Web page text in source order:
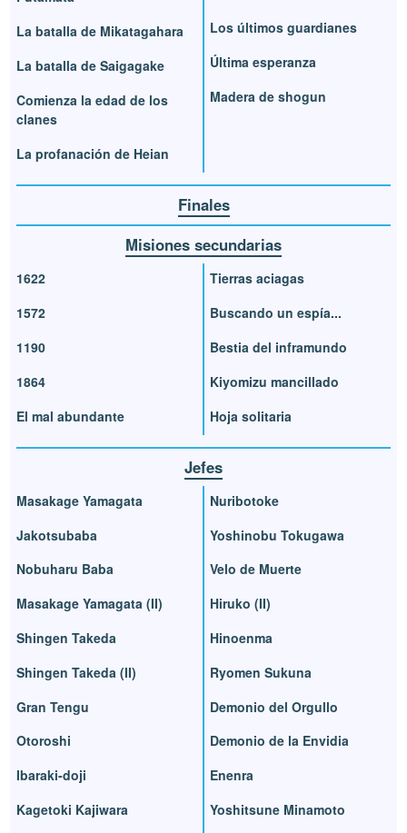
La batalla de Mikatagahara
La batalla de Saigagake
Comienza la edad de los
clanes
La profanación de Heian
Los últimos guardianes
Última esperanza
Madera de shogun
Finales
Misiones secundarias
1622
1572
1190
1864
El mal abundante
Tierras aciagas
Buscando un espía...
Bestia del inframundo
Kiyomizu mancillado
Hoja solitaria
Jefes
Masakage Yamagata
Jakotsubaba
Nobuharu Baba
Masakage Yamagata (II)
Shingen Takeda
Shingen Takeda (II)
Gran Tengu
Otoroshi
Ibaraki-doji
Kagetoki Kajiwara
Nuribotoke
Yoshinobu Tokugawa
Velo de Muerte
Hiruko (II)
Hinoenma
Ryomen Sukuna
Demonio del Orgullo
Demonio de la Envidia
Enenra
Yoshitsune Minamoto